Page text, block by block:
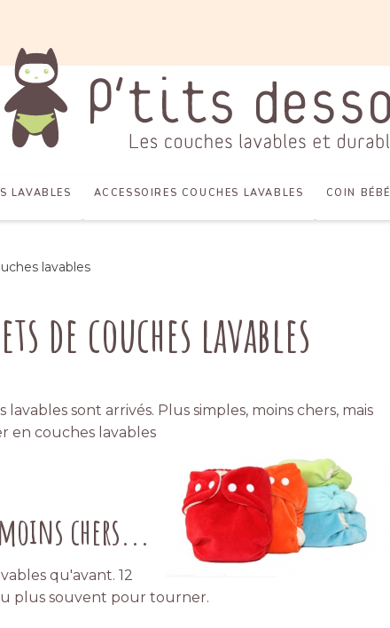
LAVABLES ACCESSOIRES COUCHES LAVABLES COIN BÉBÉ
lavables
de couches lavables
sont arrivés. Plus simples, moins chers, mais
en couches lavables
moins chers...
qu'avant. 12
plus souvent pour tourner.